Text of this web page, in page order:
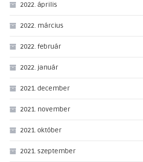
2022. április
2022. március
2022. február
2022. január
2021. december
2021. november
2021. október
2021. szeptember